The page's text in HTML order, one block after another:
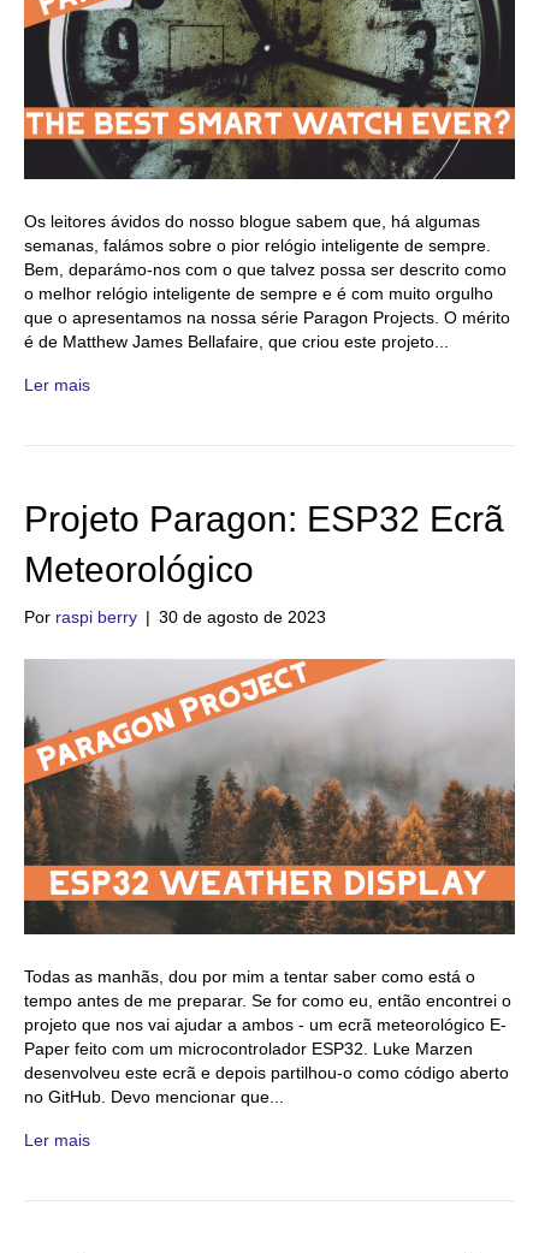
Os leitores ávidos do nosso blogue sabem que, há algumas
semanas, falámos sobre o pior relógio inteligente de sempre.
Bem, deparámo-nos com o que talvez possa ser descrito como
o melhor relógio inteligente de sempre e é com muito orgulho
que o apresentamos na nossa série Paragon Projects. O mérito
é de Matthew James Bellafaire, que criou este projeto...
Ler mais
Projeto Paragon: ESP32 Ecrã
Meteorológico
Por raspi berry | 30 de agosto de 2023
Todas as manhãs, dou por mim a tentar saber como está o
tempo antes de me preparar. Se for como eu, então encontrei o
projeto que nos vai ajudar a ambos - um ecrã meteorológico E-
Paper feito com um microcontrolador ESP32. Luke Marzen
desenvolveu este ecrã e depois partilhou-o como código aberto
no GitHub. Devo mencionar que...
Ler mais